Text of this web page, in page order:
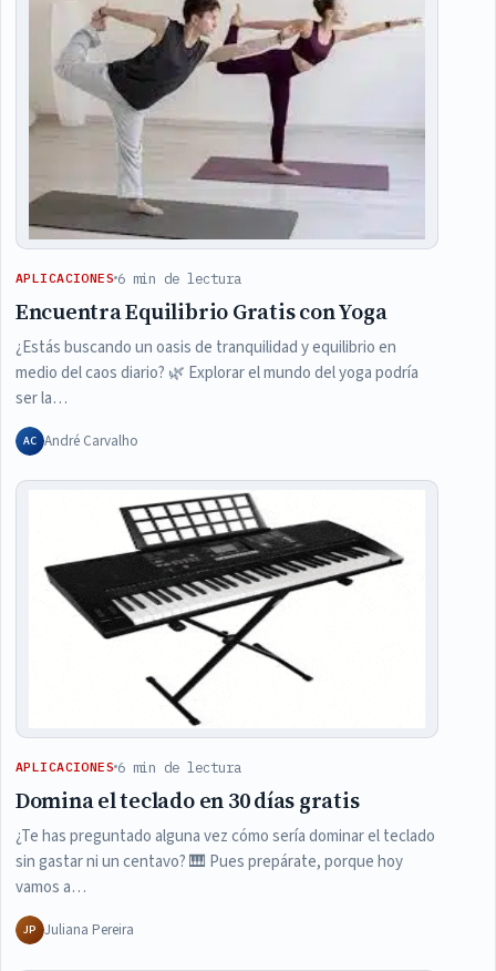
APLICACIONES 6 min de lectura
Encuentra Equilibrio Gratis con Yoga
¿Estás buscando un oasis de tranquilidad y equilibrio en
medio del caos diario? 🌿 Explorar el mundo del yoga podría
ser la…
AC André Carvalho
APLICACIONES 6 min de lectura
Domina el teclado en 30 días gratis
¿Te has preguntado alguna vez cómo sería dominar el teclado
sin gastar ni un centavo? 🎹 Pues prepárate, porque hoy
vamos a…
JP Juliana Pereira